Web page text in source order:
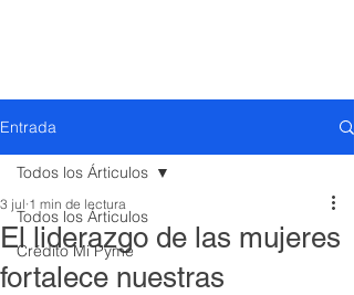
Entrada
Todos los Árticulos
Crédito Mi Pyme
Todos los Árticulos
El liderazgo de las mujeres
fortalece nuestras
3 jul 1 min de lectura